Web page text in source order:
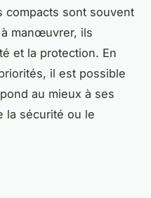
compacts sont souvent
manœuvrer, ils
et la protection. En
il est possible
au mieux à ses
la sécurité ou le